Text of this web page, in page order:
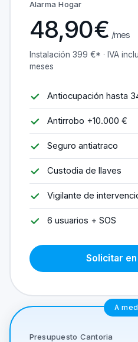
Alarma Hogar
48,90€ /mes
Instalación 399 €* · IVA
meses
Antiocupación hasta
Antirrobo +10.000 €
Seguro antiatraco
Custodia de llaves
Vigilante de
6 usuarios + SOS
Solicitar
A
Presupuesto Cantoria